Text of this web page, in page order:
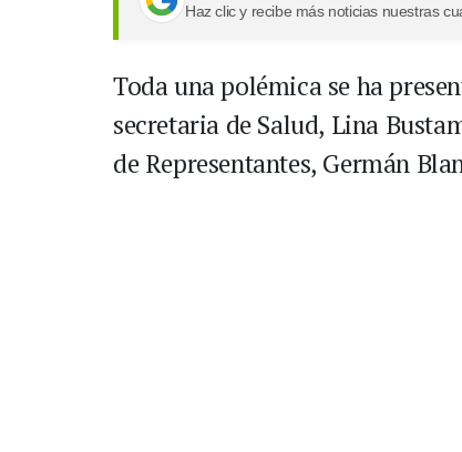
Haz clic y recibe más noticias nuestras
Toda una polémica se ha
secretaria de Salud, Lina
de Representantes, Germán